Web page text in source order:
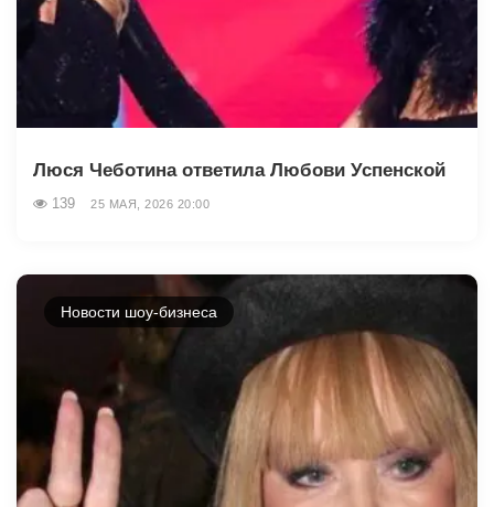
Люся Чеботина ответила Любови Успенской
139 25 МАЯ, 2026 20:00
Новости шоу-бизнеса